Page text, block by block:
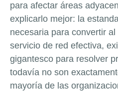
para afectar áreas
explicarlo mejor: la
necesaria para convertir
servicio de red efectiva,
gigantesco para resolver
todavía no son
mayoría de las